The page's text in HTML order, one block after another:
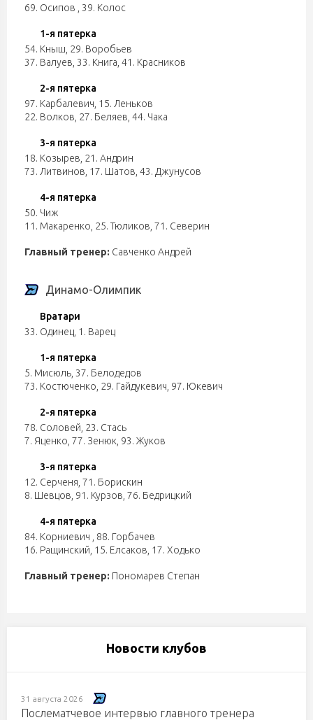
69. Осипов 39. Колос
1-я пятерка
54. Кныш 29. Воробьев
37. Валуев 33. Книга 41. Красников
2-я пятерка
97. Карбалевич 15. Леньков
22. Волков 27. Беляев 44. Чака
3-я пятерка
18. Козырев 21. Андрин
73. Литвинов 17. Шатов 43. Джунусов
4-я пятерка
50. Чиж
11. Макаренко 25. Тюликов 71. Северин
Главный тренер: Савченко Андрей
Динамо-Олимпик
Вратари
33. Одинец 1. Варец
1-я пятерка
5. Мисюль 37. Белодедов
73. Костюченко 29. Гайдукевич 97. Юкевич
2-я пятерка
78. Соловей 23. Стась
7. Яценко 77. Зенюк 93. Жуков
3-я пятерка
12. Серченя 71. Борискин
8. Шевцов 91. Курзов 76. Бедрицкий
4-я пятерка
84. Корниевич
88. Горбачев
16. Ращинский 15. Елсаков 17. Ходько
Главный тренер: Пономарев Степан
Новости клубов
31 августа 2026
Послематчевое интервью главного тренера